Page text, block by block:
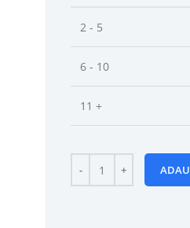
2 - 5
6 - 10
11 +